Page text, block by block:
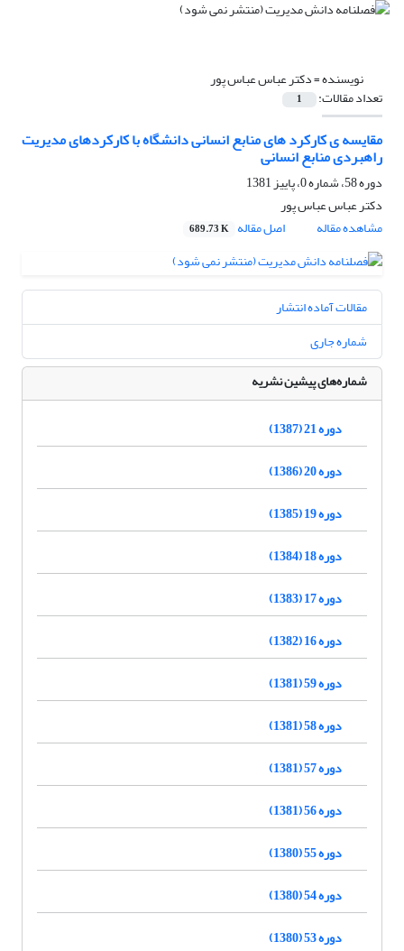
نویسنده =دکتر عباس عباس پور
تعداد مقالات: 1
مقایسه ی کارکرد های منابع انسانی دانشگاه با کارکردهای مدیریت
راهبردی منابع انسانی
دوره 58، شماره 0، پاییز 1381
دکتر عباس عباس پور
مشاهده مقاله
اصل مقاله 689.73 K
مقالات آماده انتشار
شماره جاری
شماره‌های پیشین نشریه
دوره 21 (1387)
دوره 20 (1386)
دوره 19 (1385)
دوره 18 (1384)
دوره 17 (1383)
دوره 16 (1382)
دوره 59 (1381)
دوره 58 (1381)
دوره 57 (1381)
دوره 56 (1381)
دوره 55 (1380)
دوره 54 (1380)
دوره 53 (1380)